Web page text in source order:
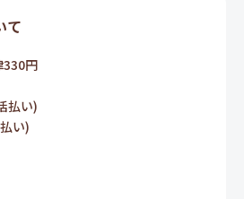
て
円
払い)
い)